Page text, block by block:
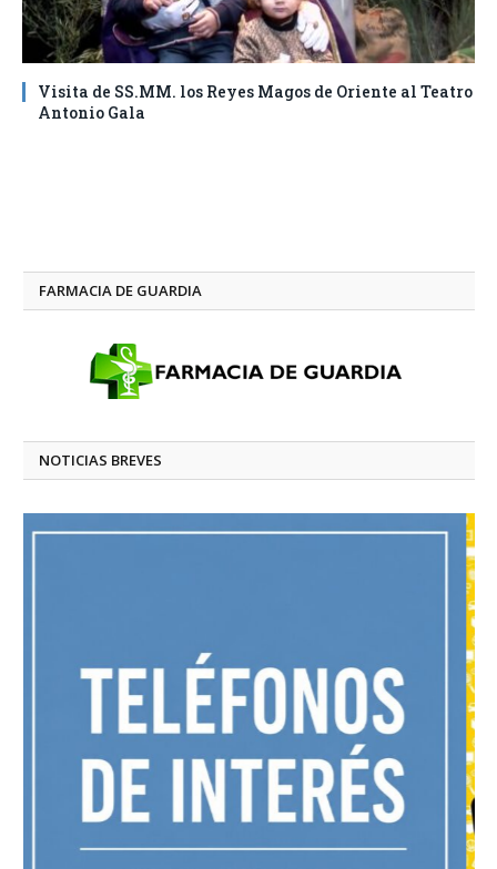
Visita de SS.MM. los Reyes Magos de Oriente al Teatro
Antonio Gala
FARMACIA DE GUARDIA
NOTICIAS BREVES